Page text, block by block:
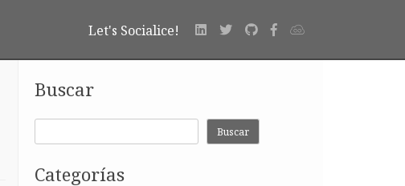
Let's Socialice!
Buscar
Buscar
Categorías